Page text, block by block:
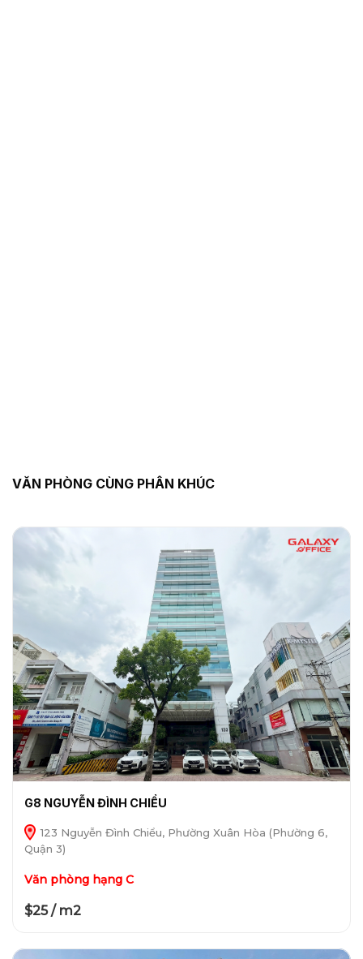
VĂN PHÒNG CÙNG PHÂN KHÚC
G8 NGUYỄN ĐÌNH CHIỂU
123 Nguyễn Đình Chiểu, Phường Xuân Hòa (Phường 6,
Quận 3)
Văn phòng hạng C
$25 / m2